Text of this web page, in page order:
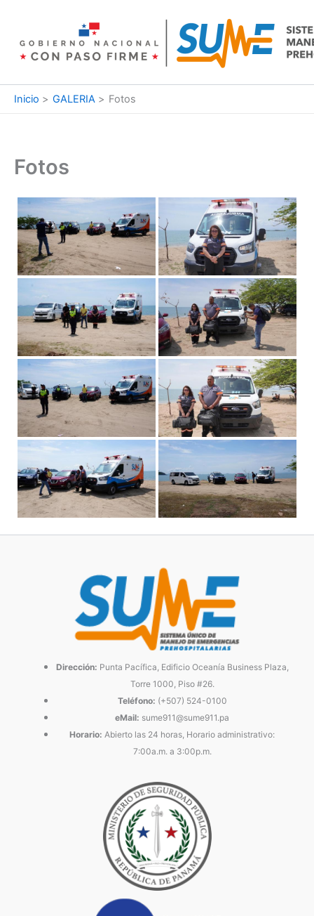
contenido
Inicio GALERIA Fotos
Fotos
Dirección: Punta Pacífica, Edificio Oceanía Business Plaza,
Torre 1000, Piso #26.
Teléfono: (+507) 524-0100
eMail: sume911@sume911.pa
Horario: Abierto las 24 horas, Horario administrativo:
7:00a.m. a 3:00p.m.